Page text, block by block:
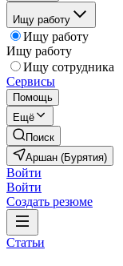
Ищу работу
Ищу работу
Ищу работу
Ищу сотрудника
Сервисы
Помощь
Ещё
Поиск
Аршан (Бурятия)
Войти
Войти
Создать резюме
Статьи